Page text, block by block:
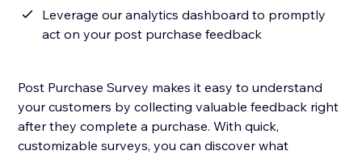
Leverage our analytics dashboard to promptly
act on your post purchase feedback
Post Purchase Survey makes it easy to understand
your customers by collecting valuable feedback right
after they complete a purchase. With quick,
customizable surveys, you can discover what